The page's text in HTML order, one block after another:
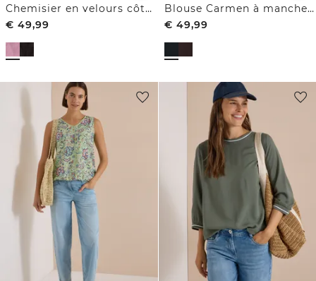
Chemisier en velours côtelé à volants
€ 49,99
Blouse Carmen à manches courtes et liens à nouer
€ 49,99